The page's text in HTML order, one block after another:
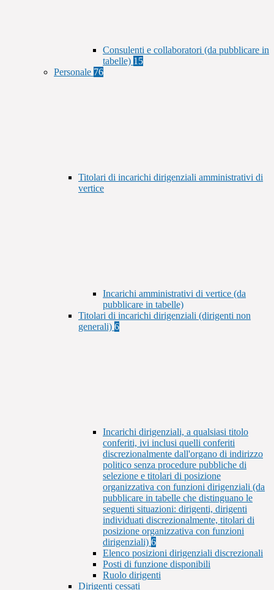
Consulenti e collaboratori (da pubblicare in
tabelle) 15
Personale 76
Titolari di incarichi dirigenziali amministrativi di
vertice
Incarichi amministrativi di vertice (da
pubblicare in tabelle)
Titolari di incarichi dirigenziali (dirigenti non
generali) 6
Incarichi dirigenziali, a qualsiasi titolo
conferiti, ivi inclusi quelli conferiti
discrezionalmente dall'organo di indirizzo
politico senza procedure pubbliche di
selezione e titolari di posizione
organizzativa con funzioni dirigenziali (da
pubblicare in tabelle che distinguano le
seguenti situazioni: dirigenti, dirigenti
individuati discrezionalmente, titolari di
posizione organizzativa con funzioni
dirigenziali) 6
Elenco posizioni dirigenziali discrezionali
Posti di funzione disponibili
Ruolo dirigenti
Dirigenti cessati